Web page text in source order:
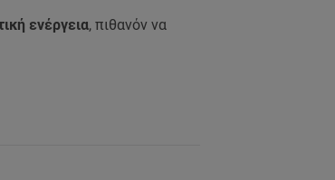
ενέργεια, πιθανόν να